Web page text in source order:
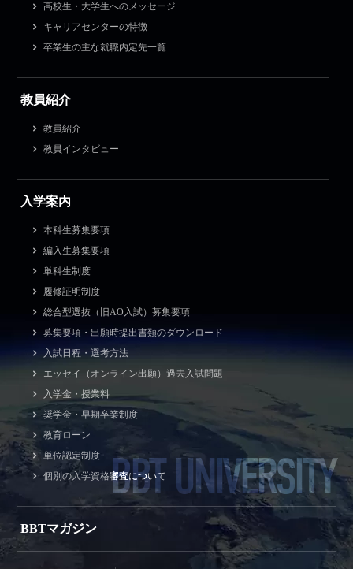
高校生・大学生へのメッセージ
キャリアセンターの特徴
卒業生の主な就職内定先一覧
教員紹介
教員紹介
教員インタビュー
入学案内
本科生募集要項
編入生募集要項
単科生制度
履修証明制度
総合型選抜（旧AO入試）募集要項
募集要項・出願時提出書類のダウンロード
入試日程・選考方法
エッセイ（オンライン出願）過去入試問題
入学金・授業料
奨学金・早期卒業制度
教育ローン
単位認定制度
個別の入学資格審査について
BBTマガジン
BBT UNIVERSITY